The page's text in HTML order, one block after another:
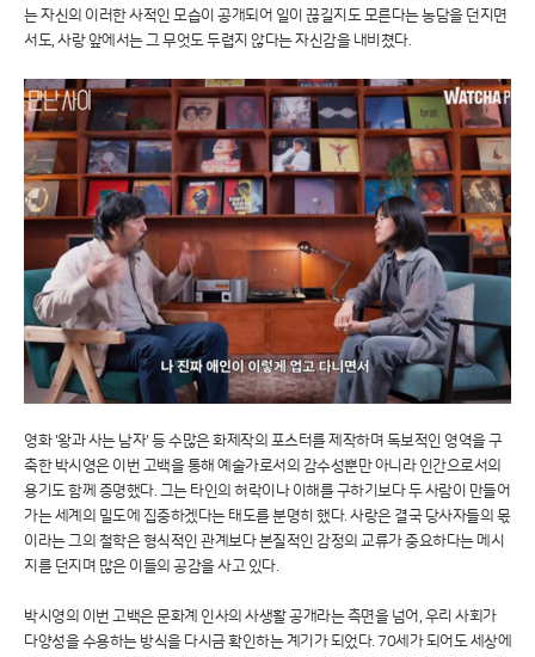
는 자신의 이러한 사적인 모습이 공개되어 일이 끊길지도 모른다는 농담을 던지면
서도, 사랑 앞에서는 그 무엇도 두렵지 않다는 자신감을 내비쳤다.
영화 '왕과 사는 남자' 등 수많은 화제작의 포스터를 제작하며 독보적인 영역을 구
축한 박시영은 이번 고백을 통해 예술가로서의 감수성뿐만 아니라 인간으로서의
용기도 함께 증명했다. 그는 타인의 허락이나 이해를 구하기보다 두 사람이 만들어
가는 세계의 밀도에 집중하겠다는 태도를 분명히 했다. 사랑은 결국 당사자들의 몫
이라는 그의 철학은 형식적인 관계보다 본질적인 감정의 교류가 중요하다는 메시
지를 던지며 많은 이들의 공감을 사고 있다.
박시영의 이번 고백은 문화계 인사의 사생활 공개라는 측면을 넘어, 우리 사회가
다양성을 수용하는 방식을 다시금 확인하는 계기가 되었다. 70세가 되어도 세상에